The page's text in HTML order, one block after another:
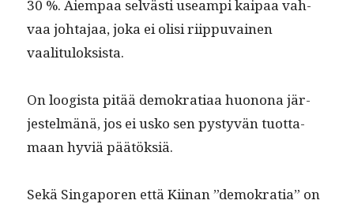
30 %. Aiem­paa selvästi use­ampi kaipaa vah­
vaa johta­jaa, joka ei olisi riip­pu­vainen
vaalituloksista.
On loogista pitää demokra­ti­aa huonona jär­
jestelmänä, jos ei usko sen pystyvän tuot­ta­
maan hyviä päätöksiä.
Sekä Sin­ga­poren että Kiinan ”demokra­tia” on